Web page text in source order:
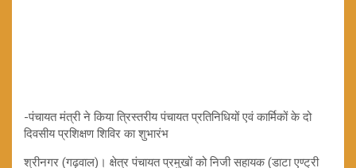
-पंचायत मंत्री ने किया त्रिस्तरीय पंचायत प्रतिनिधियों एवं कार्मिकों के दो
दिवसीय प्रशिक्षण शिविर का शुभारंभ
श्रीनगर (गढ़वाल)। क्षेत्र पंचायत प्रमुखों को निजी सहायक (डाटा एण्ट्री